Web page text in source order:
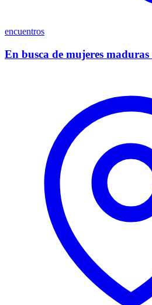
encuentros
En busca de mujeres maduras